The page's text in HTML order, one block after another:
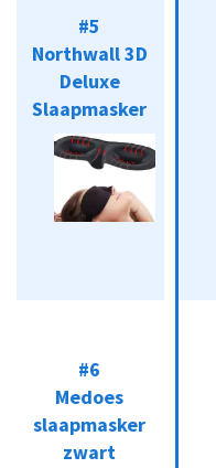
Deluxe
Slaapmasker
Medoes
slaapmasker
zwart
#5
Northwall 3D
Deluxe
Slaapmasker
#6
Medoes
slaapmasker
zwart